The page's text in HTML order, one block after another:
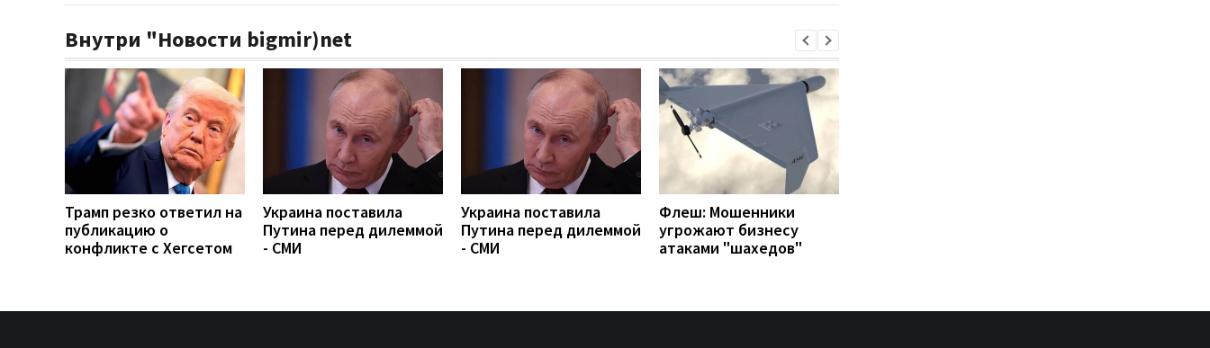
Внутри "Новости bigmir)net
Трамп резко ответил на
публикацию о
конфликте с Хегсетом
Украина поставила
Путина перед дилеммой
- СМИ
Украина поставила
Путина перед дилеммой
- СМИ
Флеш: Мошенники
угрожают бизнесу
атаками "шахедов"